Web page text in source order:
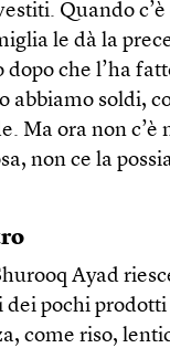
Quando c’è
le dà la
che l’ha
abbiamo soldi,
Ma ora non c’è
non ce la
Ayad
pochi prodotti
come riso,